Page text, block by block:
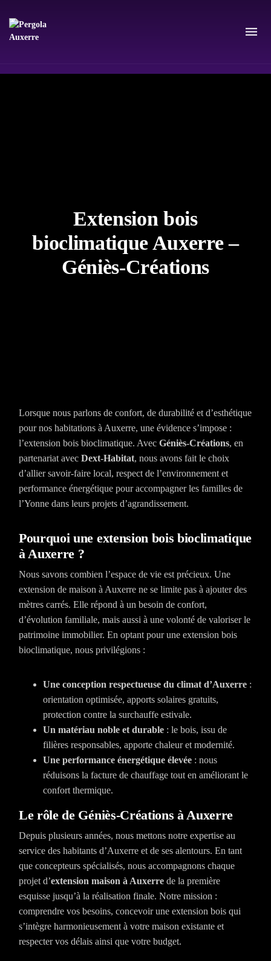
Extension bois
bioclimatique Auxerre –
Géniès-Créations
Lorsque nous parlons de confort, de durabilité et d’esthétique
pour nos habitations à Auxerre, une évidence s’impose :
l’extension bois bioclimatique. Avec Géniès-Créations, en
partenariat avec Dext-Habitat, nous avons fait le choix
d’allier savoir-faire local, respect de l’environnement et
performance énergétique pour accompagner les familles de
l’Yonne dans leurs projets d’agrandissement.
Pourquoi une extension bois bioclimatique
à Auxerre ?
Nous savons combien l’espace de vie est précieux. Une
extension de maison à Auxerre ne se limite pas à ajouter des
mètres carrés. Elle répond à un besoin de confort,
d’évolution familiale, mais aussi à une volonté de valoriser le
patrimoine immobilier. En optant pour une extension bois
bioclimatique, nous privilégions :
Une conception respectueuse du climat d’Auxerre :
orientation optimisée, apports solaires gratuits,
protection contre la surchauffe estivale.
Un matériau noble et durable : le bois, issu de
filières responsables, apporte chaleur et modernité.
Une performance énergétique élevée : nous
réduisons la facture de chauffage tout en améliorant le
confort thermique.
Le rôle de Géniès-Créations à Auxerre
Depuis plusieurs années, nous mettons notre expertise au
service des habitants d’Auxerre et de ses alentours. En tant
que concepteurs spécialisés, nous accompagnons chaque
projet d’extension maison à Auxerre de la première
esquisse jusqu’à la réalisation finale. Notre mission :
comprendre vos besoins, concevoir une extension bois qui
s’intègre harmonieusement à votre maison existante et
respecter vos délais ainsi que votre budget.